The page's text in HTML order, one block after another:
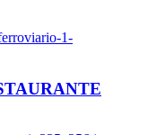
1-